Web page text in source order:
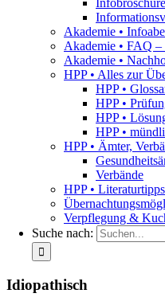
Infobroschüre
Akademie •
Akademie • FAQ –
Akademie •
HPP • Alles zur
HPP •
HPP •
HPP •
HPP •
HPP • Ämter,
Verbände
HPP • Literaturtipps
Verpflegung &
Suche nach:
Idiopathisch